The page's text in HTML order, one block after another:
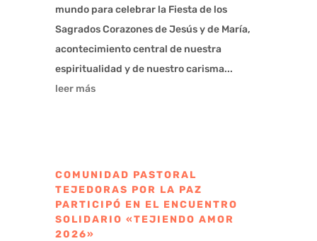
mundo para celebrar la Fiesta de los
Sagrados Corazones de Jesús y de María,
acontecimiento central de nuestra
espiritualidad y de nuestro carisma...
leer más
COMUNIDAD PASTORAL
TEJEDORAS POR LA PAZ
PARTICIPÓ EN EL ENCUENTRO
SOLIDARIO «TEJIENDO AMOR
2026»